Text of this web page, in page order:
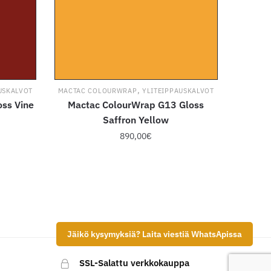
Jäikö kysymyksiä? Laita viestiä WhatsApissa
Vine
MACTAC COLOURWRAP , YLITEIPPAUSKALVOT
Mactac ColourWrap G13 Gloss
Saffron Yellow
890,00€
useampi
muunnelma.
Voit
tehdä
SSL-Salattu verkkokauppa